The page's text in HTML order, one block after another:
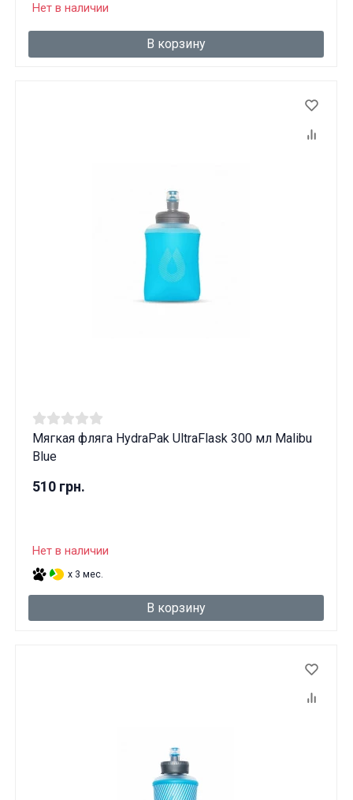
Нет в наличии
В корзину
Мягкая фляга HydraPak UltraFlask 300 мл Malibu
Blue
510 грн.
Нет в наличии
x 3 мес.
В корзину